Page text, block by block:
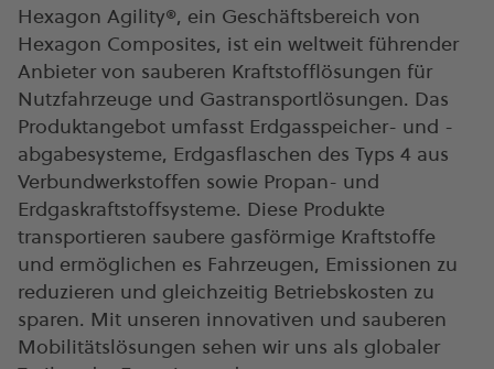
Hexagon Agility®, ein Geschäftsbereich von
Hexagon Composites, ist ein weltweit führender
Anbieter von sauberen Kraftstofflösungen für
Nutzfahrzeuge und Gastransportlösungen. Das
Produktangebot umfasst Erdgasspeicher- und -
abgabesysteme, Erdgasflaschen des Typs 4 aus
Verbundwerkstoffen sowie Propan- und
Erdgaskraftstoffsysteme. Diese Produkte
transportieren saubere gasförmige Kraftstoffe
und ermöglichen es Fahrzeugen, Emissionen zu
reduzieren und gleichzeitig Betriebskosten zu
sparen. Mit unseren innovativen und sauberen
Mobilitätslösungen sehen wir uns als globaler